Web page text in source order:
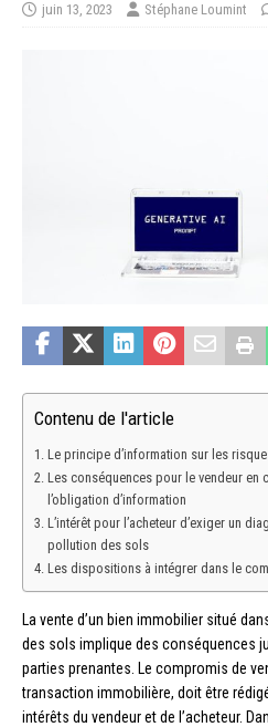
juin 13, 2023 Stéphane Loumint
Contenu de l'article
Le principe d’information sur les
Les conséquences pour le vendeur en
l’obligation d’information
L’intérêt pour l’acheteur d’exiger un
pollution des sols
Les dispositions à intégrer dans le
La vente d’un bien immobilier situé
des sols implique des conséquences
parties prenantes. Le compromis de
transaction immobilière, doit être
intérêts du vendeur et de l’acheteur.